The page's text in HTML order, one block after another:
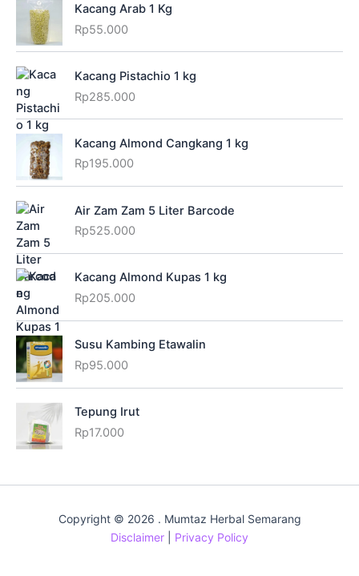
Kacang Arab 1 Kg
Rp55.000
Kacang Pistachio 1 kg
Rp285.000
Kacang Almond Cangkang 1 kg
Rp195.000
Air Zam Zam 5 Liter Barcode
Rp525.000
Kacang Almond Kupas 1 kg
Rp205.000
Susu Kambing Etawalin
Rp95.000
Tepung Irut
Rp17.000
Copyright © 2026 . Mumtaz Herbal Semarang
Disclaimer
Privacy Policy